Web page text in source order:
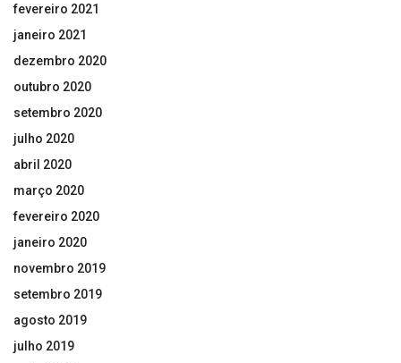
fevereiro 2021
janeiro 2021
dezembro 2020
outubro 2020
setembro 2020
julho 2020
abril 2020
março 2020
fevereiro 2020
janeiro 2020
novembro 2019
setembro 2019
agosto 2019
julho 2019